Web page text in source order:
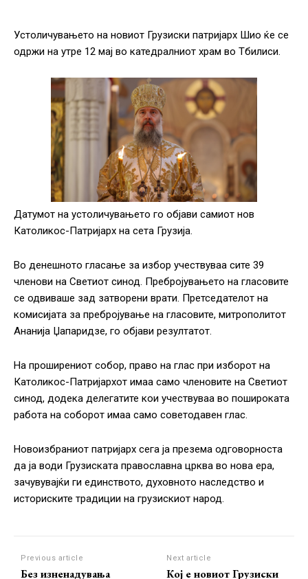
Устоличувањето на новиот Грузиски патријарх Шио ќе се
одржи на утре 12 мај во катедралниот храм во Тбилиси.
Датумот на устоличувањето го објави самиот нов
Католикос-Патријарх на сета Грузија.
Во денешното гласање за избор учествуваа сите 39
членови на Светиот синод. Пребројувањето на гласовите
се одвиваше зад затворени врати. Претседателот на
комисијата за пребројување на гласовите, митрополитот
Ананија Џапаридзе, го објави резултатот.
На проширениот собор, право на глас при изборот на
Католикос-Патријархот имаа само членовите на Светиот
синод, додека делегатите кои учествуваа во пошироката
работа на соборот имаа само советодавен глас.
Новоизбраниот патријарх сега ја презема одговорноста
да ја води Грузиската православна црква во нова ера,
зачувувајќи ги единството, духовното наследство и
историските традиции на грузискиот народ.
Previous article
Без изненадувања
Next article
Кој е новиот Грузиски